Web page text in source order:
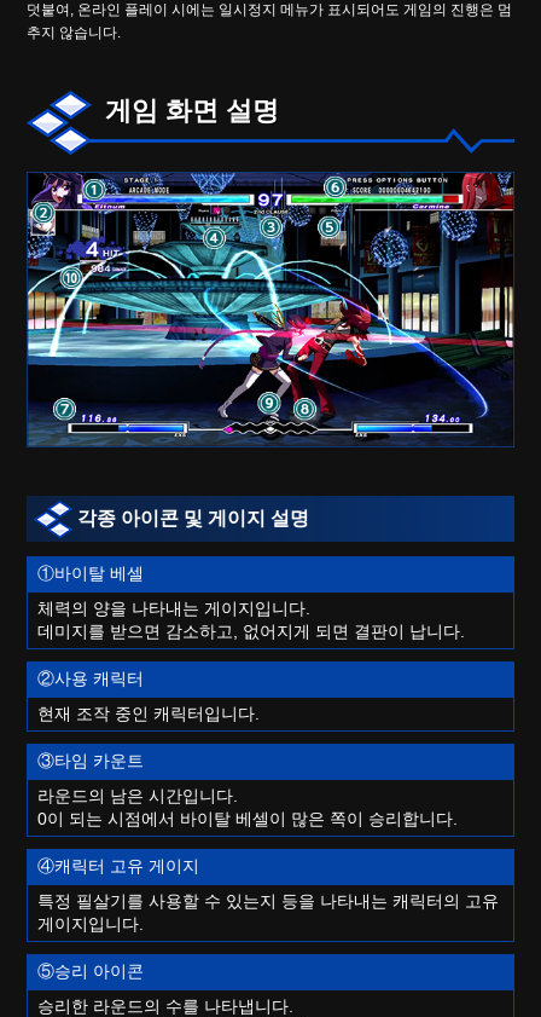
덧붙여, 온라인 플레이 시에는 일시정지 메뉴가 표시되어도 게임의 진행은 멈
추지 않습니다.
게임 화면 설명
각종 아이콘 및 게이지 설명
①바이탈 베셀
체력의 양을 나타내는 게이지입니다.
데미지를 받으면 감소하고, 없어지게 되면 결판이 납니다.
②사용 캐릭터
현재 조작 중인 캐릭터입니다.
③타임 카운트
라운드의 남은 시간입니다.
0이 되는 시점에서 바이탈 베셀이 많은 쪽이 승리합니다.
④캐릭터 고유 게이지
특정 필살기를 사용할 수 있는지 등을 나타내는 캐릭터의 고유
게이지입니다.
⑤승리 아이콘
승리한 라운드의 수를 나타냅니다.